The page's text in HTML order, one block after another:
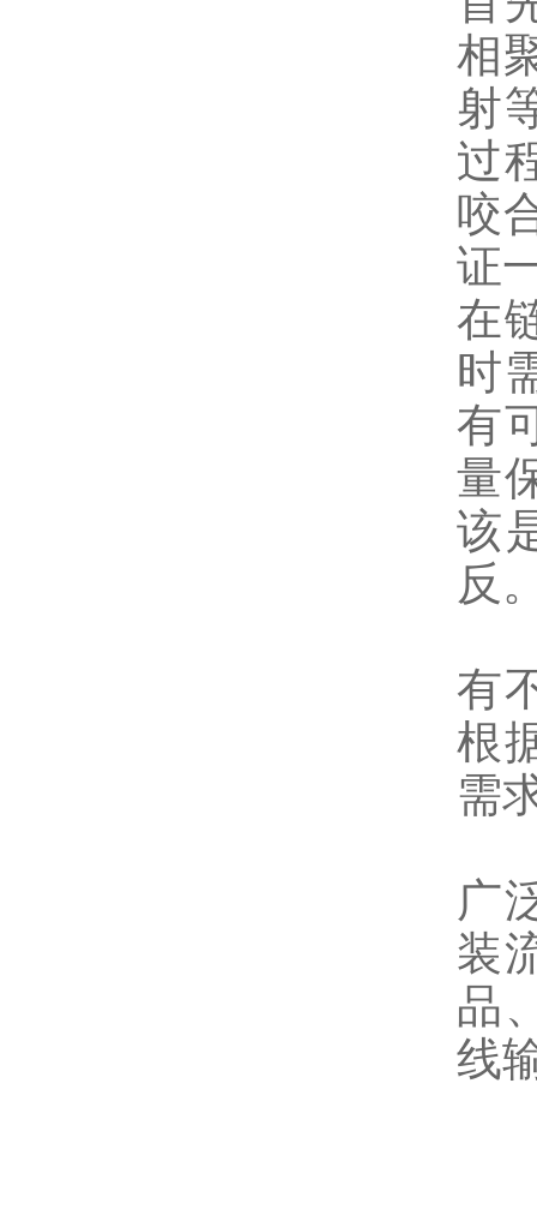
相
射
过
咬
证
在
时
有
量
该
反
有
根
需
广
装
品
线